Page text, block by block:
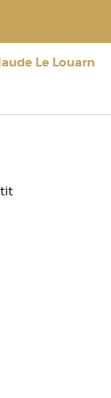
Le Louarn